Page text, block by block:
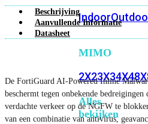
Indoor
MIMO
2X23X34X4
Alles
bekijken
Beschrijving
Aanvullende Informatie
Datasheet
De FortiGuard AI-Powered Inline
beschermt tegen onbekende bedreigingen
verdachte verkeer op de NGFW te
van een combinatie van antivirus,